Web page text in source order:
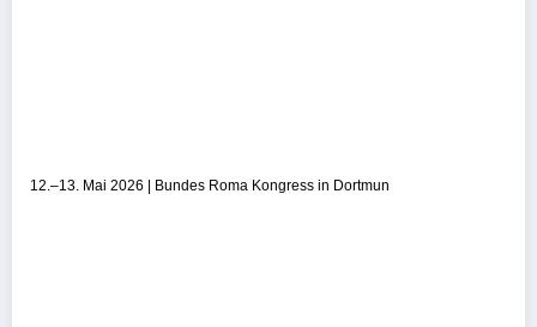
12.–13. Mai 2026 | Bundes Roma Kongress in Dortmun